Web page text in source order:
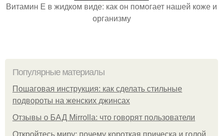
Витамин Е в жидком виде: как он помогает нашей коже и
организму
Популярные материалы
Пошаговая инструкция: как сделать стильные
подвороты на женских джинсах
Отзывы о БАД Mirrolla: что говорят пользователи
Откройтесь миру: почему короткая прическа и голой